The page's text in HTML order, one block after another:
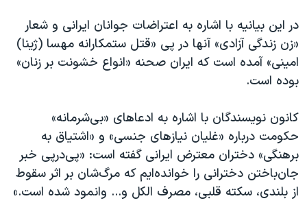
قانون شفافیت دارائی کادر رهبری ایران
اعتراضات مردمی آبان ۹۸
اسرائیل در جنگ
همایش محافظه‌کاران آمریکا «سی‌پک»
صفحه‌های ویژه
سفر پرزیدنت ترامپ به چین
در این بیانیه با اشاره به اعتراضات جوانان ایرانی و شعار
«زن زندگی آزادی» آنها در پی «قتل ستمکارانه مهسا (ژینا)
امینی» آمده است که ایران صحنه «انواع خشونت بر زنان»
بوده است.
کانون نویسندگان با اشاره به ادعاهای «بی‌شرمانه»
حکومت درباره «غلیان نیازهای جنسی» و «اشتیاق به
برهنگی» دختران معترض ایرانی گفته است: «پی‌درپی خبر
جان‌باختن دخترانی را خوانده‌ایم که مرگ‌شان بر اثر سقوط
از بلندی، سکته قلبی، مصرف الکل و... وانمود ‌شده است.»